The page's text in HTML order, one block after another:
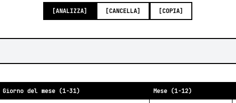
[ANALIZZA] [CANCELLA] [COPIA]
Giorno del mese (1-31) Mese (1-12)